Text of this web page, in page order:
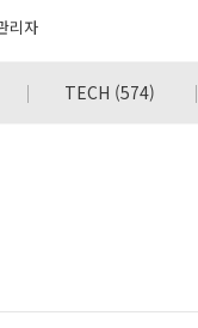
리자
TECH (574)